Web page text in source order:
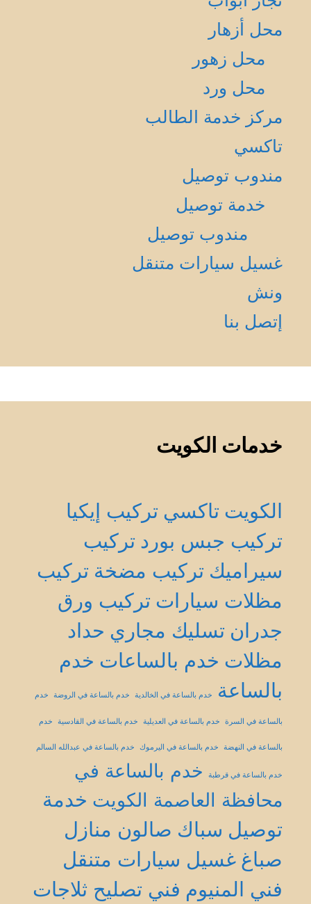
محل أزهار
محل زهور
محل ورد
مركز خدمة الطالب
تاكسي
مندوب توصيل
خدمة توصيل
مندوب توصيل
غسيل سيارات متنقل
ونش
إتصل بنا
خدمات الكويت
الكويت تاكسي تركيب إيكيا
تركيب جبس بورد تركيب
سيراميك تركيب مضخة تركيب
مظلات سيارات تركيب ورق
جدران تسليك مجاري حداد
مظلات خدم بالساعات خدم
بالساعة
خدم بالساعة في الخالدية خدم بالساعة في الروضة خدم
بالساعة في السرة خدم بالساعة في العديلية خدم بالساعة في القادسية خدم
بالساعة في النهضة خدم بالساعة في اليرموك خدم بالساعة في عبدالله السالم
خدم بالساعة في قرطبة
خدم بالساعة في
محافظة العاصمة الكويت خدمة
توصيل سباك صالون منازل
صباغ غسيل سيارات متنقل
فني المنيوم فني تصليح ثلاجات